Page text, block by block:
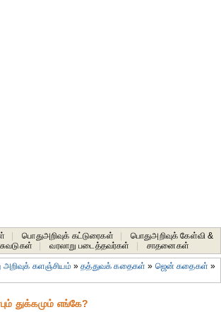
பொதுஅறிவுக் கட்டுரைகள்
பொதுஅறிவுக் கேள்வி &
வரலாறு படைத்தவர்கள் சாதனைகள்‎
அறிவுக் களஞ்சியம் »தத்துவக் கதைகள் » ஜென் கதைகள் »
துக்கமும் எங்கே?